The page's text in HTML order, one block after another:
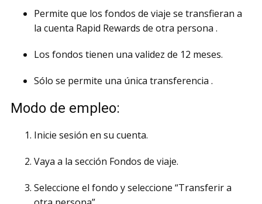
Permite que los fondos de viaje se transfieran a
la cuenta Rapid Rewards de otra persona .
Los fondos tienen una validez de 12 meses.
Sólo se permite una única transferencia .
Modo de empleo:
Inicie sesión en su cuenta.
Vaya a la sección Fondos de viaje.
Seleccione el fondo y seleccione “Transferir a